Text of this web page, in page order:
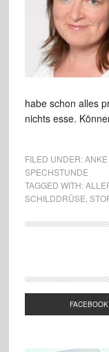
habe schon alles
nichts esse.
FILED UNDER:ANKE
SPECHSTUNDE
TAGGED WITH:
SCHILDDRÜSE
FACEBOOK